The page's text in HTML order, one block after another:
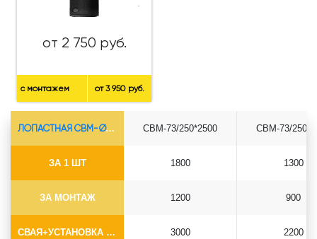
от 2 750 руб.
с монтажем от 3 950 руб.
ЛОПАСТНАЯ СВМ-Ø73*5.5
ЗА 1 ШТ
ЗА МОНТАЖ
СВАЯ+УСТАНОВКА (БЕЗ ОГОЛОВКА)
СВМ-73/250*2500
1800
1200
3000
СВМ-73/
1300
900
2200